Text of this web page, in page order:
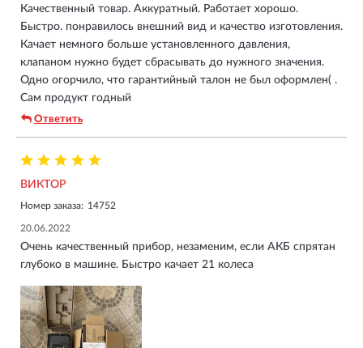
Качественный товар. Аккуратный. Работает хорошо.
Быстро. понравилось внешний вид и качество изготовления.
Качает немного больше установленного давления,
клапаном нужно будет сбрасывать до нужного значения.
Одно огорчило, что гарантийный талон не был оформлен( .
Сам продукт годный
Ответить
ВИКТОР
Номер заказа: 14752
20.06.2022
Очень качественный прибор, незаменим, если АКБ спрятан
глубоко в машине. Быстро качает 21 колеса